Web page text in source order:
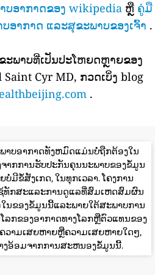
ບອາກາດຂອງ wikipediaຫຼື ຄູ່ມື
ອາກາດ ແລະສຸຂະພາບຂອງເຈົ້າ .
ພາບທີ່ເປັນປະໂຫຍດຫຼາຍຂອງ
Cyr MD, ກວດເບິ່ງ blog
.
າບອາກາດທັງຫມົດແມ່ນບໍ່ຖືກຕ້ອງໃນ
າກການຮັບປະກັນຄຸນນະພາບຂອງຂໍ້ມູນ
ບໍ່ມີຂໍ້ສັງເກດ, ໃນທຸກເວລາ. ໂຄງການ
ທັກສະແລະການດູແລທີ່ສົມເຫດສົມຜົນ
ນຂອງຂໍ້ມູນນີ້ແລະພາຍໃຕ້ສະພາບການ
ລກຂອງອາກາດທາງໂລກຫຼືຕົວແທນຂອງ
ວາມເສຍຫາຍຫຼືຄວາມເສຍຫາຍໃດໆ,
ງອ້ອມຈາກການສະຫນອງຂໍ້ມູນນີ້.